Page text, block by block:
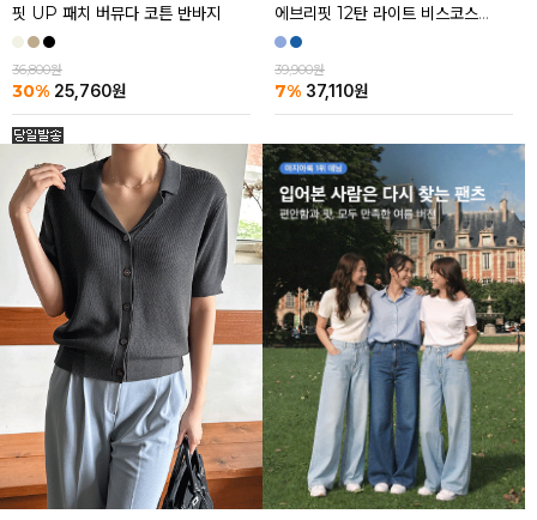
핏 UP 패치 버뮤다 코튼 반바지
36,800원
30% 25,760원
에브리핏 12탄 라이트 비스코스 쿨 데님 스커트
39,900원
7% 37,110원